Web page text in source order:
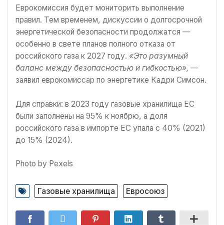
Еврокомиссия будет мониторить выполнение
правил. Тем временем, дискуссии о долгосрочной
энергетической безопасности продолжатся —
особенно в свете планов полного отказа от
российского газа к 2027 году. «Это разумный
баланс между безопасностью и гибкостью», —
заявил еврокомиссар по энергетике Кадри Симсон.
Для справки: в 2023 году газовые хранилища ЕС
были заполнены на 95% к ноябрю, а доля
российского газа в импорте ЕС упала с 40% (2021)
до 15% (2024).
Photo by Pexels
Газовые хранилища Евросоюз